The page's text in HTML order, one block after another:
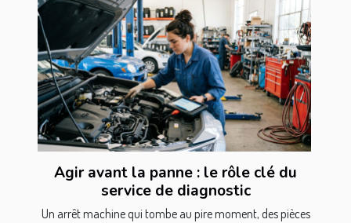
Agir avant la panne : le rôle clé du
service de diagnostic
Un arrêt machine qui tombe au pire moment, des pièces